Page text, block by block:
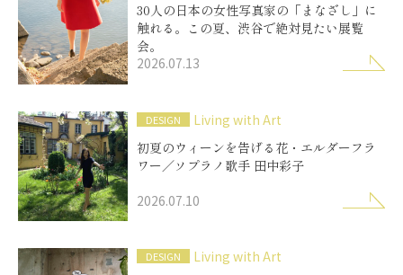
30人の日本の女性写真家の「まなざし」に
触れる。この夏、渋谷で絶対見たい展覧
会。
2026.07.13
DESIGN
Living with Art
初夏のウィーンを告げる花・エルダーフラ
ワー／ソプラノ歌手 田中彩子
2026.07.10
DESIGN
Living with Art